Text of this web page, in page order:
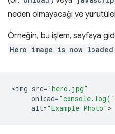
neden olmayacağı ve
Örneğin, bu işlem, sayfaya
Hero image is now loaded
<img src="hero.jpg"
onload=
alt="Example Photo"